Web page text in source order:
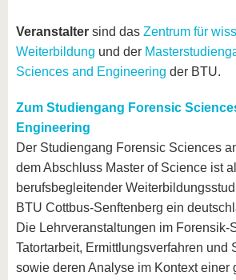
Veranstalter sind das Zentrum für
Weiterbildung und der
Sciences and Engineering der BTU.
Zum Studiengang Forensic
Engineering
Der Studiengang Forensic Sciences
dem Abschluss Master of Science ist
berufsbegleitender
BTU Cottbus-Senftenberg ein
Die Lehrveranstaltungen im Forensik-
Tatortarbeit, Ermittlungsverfahren und
sowie deren Analyse im Kontext einer